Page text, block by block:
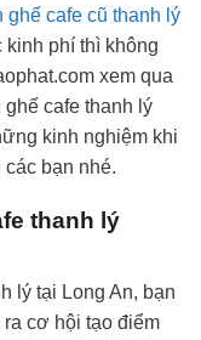
ghế cafe cũ thanh lý
phí thì không
xem qua
cafe thanh lý
kinh nghiệm khi
các bạn nhé.
thanh lý
lý tại Long An, bạn
cơ hội tạo điểm